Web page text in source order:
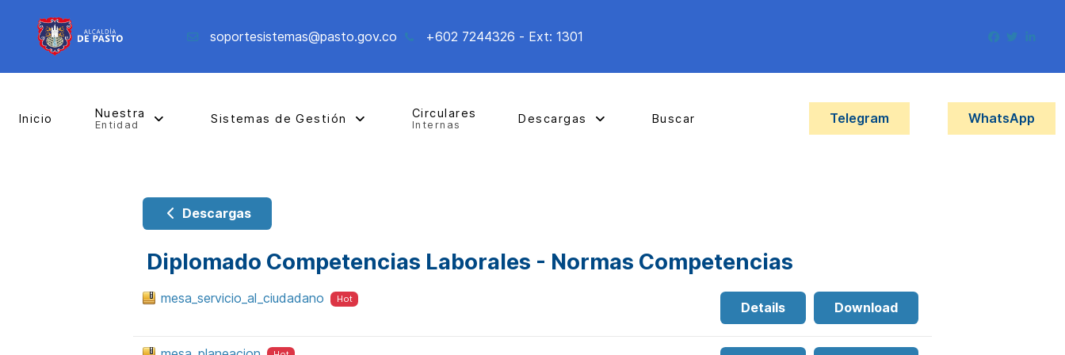
soportesistemas@pasto.gov.co +602 7244326 - Ext: 1301
Inicio Nuestra
Entidad Sistemas de Gestión Circulares
Internas Descargas Buscar Telegram WhatsApp
Descargas
Diplomado Competencias Laborales - Normas Competencias
mesa_servicio_al_ciudadano Hot
Download
Details